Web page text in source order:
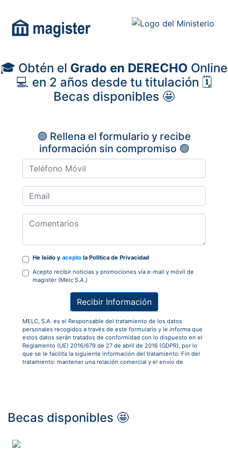
🎓 Obtén el Grado en DERECHO Online
💻 en 2 años desde tu titulación 🗓️
Becas disponibles 🤩
🟢 Rellena el formulario y recibe
información sin compromiso 🟢
He leído y acepto la Política de Privacidad
Acepto recibir noticias y promociones vía e-mail y móvil de
magister (Melc S.A.)
Recibir Información
MELC, S.A. es el Responsable del tratamiento de los datos
personales recogidos a través de este formulario y le informa que
estos datos serán tratados de conformidad con lo dispuesto en el
Reglamento (UE) 2016/679 de 27 de abril de 2016 (GDPR), por lo
que se le facilita la siguiente información del tratamiento: Fin del
tratamiento: mantener una relación comercial y el envío de
comunicaciones sobre nuestros productos y servicios. Criterios de
destrucción total de los mismos. Derechos que asisten: Derecho a
retirar el consentimiento en cualquier momento. Derecho de
acceso, rectificación, portabilidad y supresión de sus datos y a la
Becas disponibles 🤩